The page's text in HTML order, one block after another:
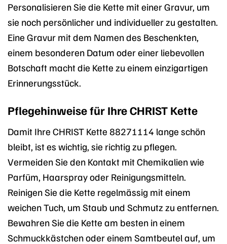
Personalisieren Sie die Kette mit einer Gravur, um
sie noch persönlicher und individueller zu gestalten.
Eine Gravur mit dem Namen des Beschenkten,
einem besonderen Datum oder einer liebevollen
Botschaft macht die Kette zu einem einzigartigen
Erinnerungsstück.
Pflegehinweise für Ihre CHRIST Kette
Damit Ihre CHRIST Kette 88271114 lange schön
bleibt, ist es wichtig, sie richtig zu pflegen.
Vermeiden Sie den Kontakt mit Chemikalien wie
Parfüm, Haarspray oder Reinigungsmitteln.
Reinigen Sie die Kette regelmässig mit einem
weichen Tuch, um Staub und Schmutz zu entfernen.
Bewahren Sie die Kette am besten in einem
Schmuckkästchen oder einem Samtbeutel auf, um